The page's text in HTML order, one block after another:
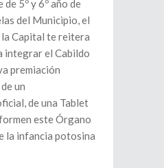
5º y 6º año de
del Municipio, el
Capital te reitera
integrar el Cabildo
premiación
un
de una Tablet
este Órgano
la infancia potosina